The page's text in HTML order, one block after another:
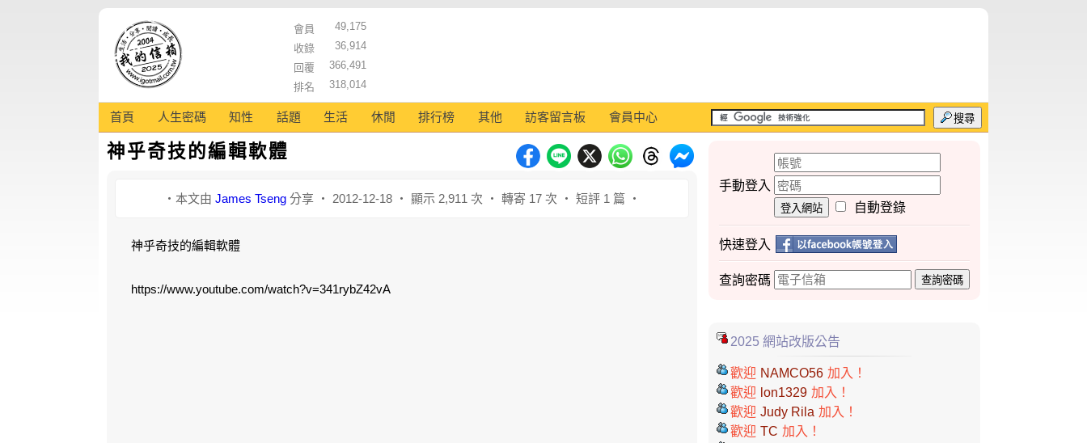
會員
49,175
收錄
36,914
回覆
366,491
排名
318,014
首頁 人生密碼 知性 話題 生活 休閒 排行榜 其他 訪客留言板 會員中心 搜尋
神乎奇技的編輯軟體
‧本文由 James Tseng 分享 ‧ 2012-12-18 ‧ 顯示 2,911 次 ‧ 轉寄 17 次 ‧ 短評 1 篇 ‧
神乎奇技的編輯軟體
https://www.youtube.com/watch?v=341rybZ42vA
手動登入
登入網站 自動登錄
快速登入
查詢密碼 查詢密碼
2025 網站改版公告
歡迎 NAMCO56 加入！
歡迎 lon1329 加入！
歡迎 Judy Rila 加入！
歡迎 TC 加入！